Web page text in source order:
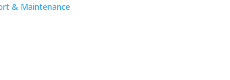
& Maintenance